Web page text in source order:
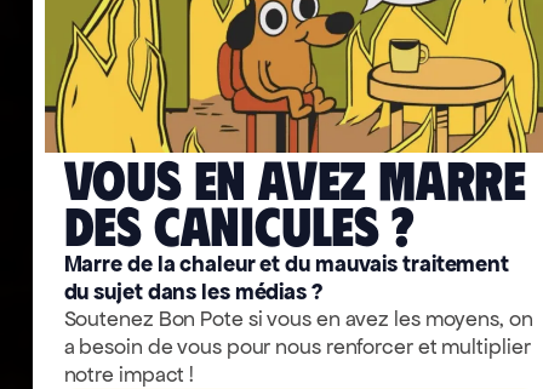
Vous en avez marre
deS caniculeS ?
Marre de la chaleur et du mauvais traitement
du sujet dans les médias ?
Soutenez Bon Pote si vous en avez les moyens, on
a besoin de vous pour nous renforcer et multiplier
notre impact !